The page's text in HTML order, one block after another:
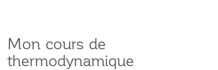
Mon cours de
thermodynamique